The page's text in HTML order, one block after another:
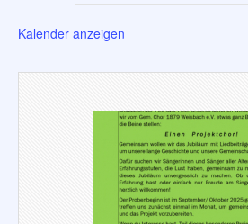
Kalender anzeigen